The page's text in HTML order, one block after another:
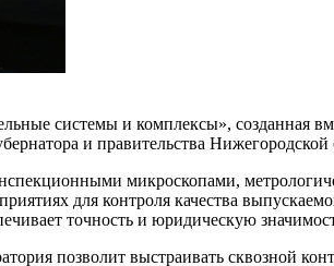
системы и комплексы», созданная
и правительства Нижегородской
микроскопами,
для контроля качества
точность и юридическую
позволит выстраивать сквозной